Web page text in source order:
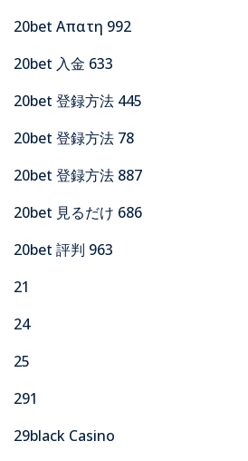
20bet Απατη 992
20bet 入金 633
20bet 登録方法 445
20bet 登録方法 78
20bet 登録方法 887
20bet 見るだけ 686
20bet 評判 963
21
24
25
291
29black Casino